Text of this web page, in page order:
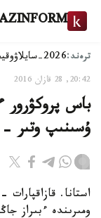
ترەند:2026-سايلاۋ
20:42, 28 قازان 2016
باس پروكۋرور
ۇسىنىپ وتىر -
استانا.
ومىرىندە ءبىراز